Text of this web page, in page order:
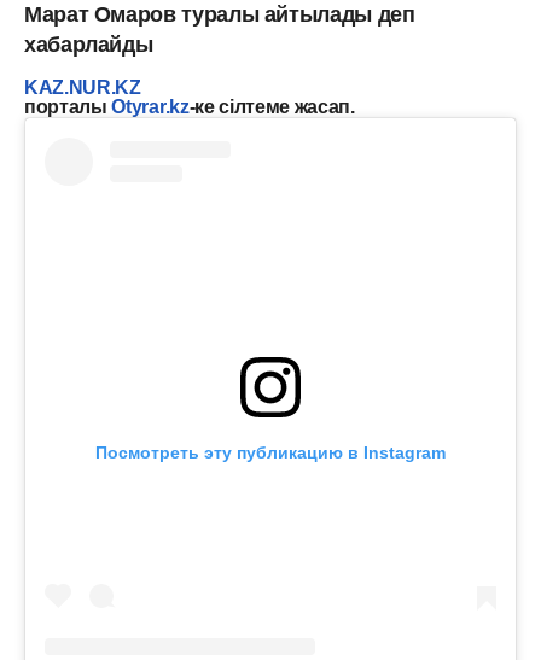
Марат Омаров туралы айтылады деп
хабарлайды
KAZ.NUR.KZ
порталыOtyrar.kz-ке сілтеме жасап.
Посмотреть эту публикацию в Instagram